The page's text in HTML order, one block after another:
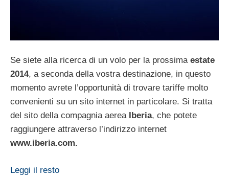
Se siete alla ricerca di un volo per la prossima estate
2014, a seconda della vostra destinazione, in questo
momento avrete l’opportunità di trovare tariffe molto
convenienti su un sito internet in particolare. Si tratta
del sito della compagnia aerea Iberia, che potete
raggiungere attraverso l’indirizzo internet
www.iberia.com.
Leggi il resto